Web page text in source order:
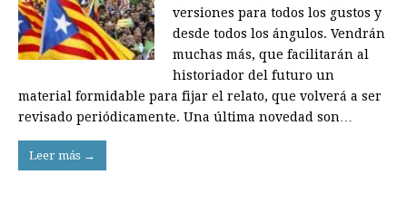
versiones para todos los gustos y
desde todos los ángulos. Vendrán
muchas más, que facilitarán al
histo­riador del futuro un
material formidable para fijar el relato, que volverá a ser
revisado perió­dicamente. Una última novedad son…
Leer más →